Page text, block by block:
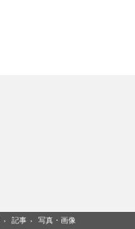
› 記事 › 写真・画像